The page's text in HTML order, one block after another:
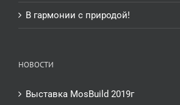
В гармонии с природой!
НОВОСТИ
Выставка MosBuild 2019г